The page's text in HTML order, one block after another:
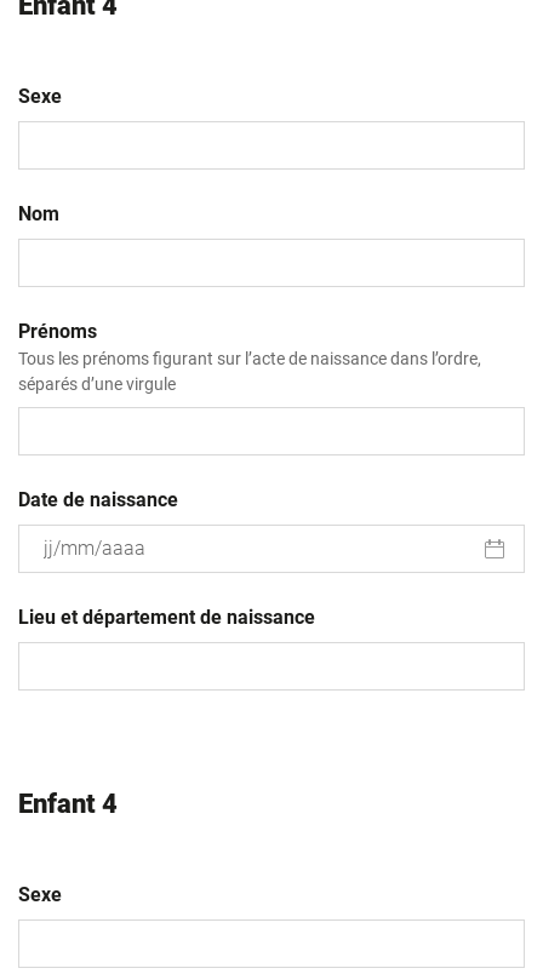
Sexe
Nom
Prénoms
Tous les prénoms figurant sur l’acte de naissance dans l’ordre,
séparés d’une virgule
Date de naissance
slash
MM
Lieu et département de naissance
Enfant 4
Sexe